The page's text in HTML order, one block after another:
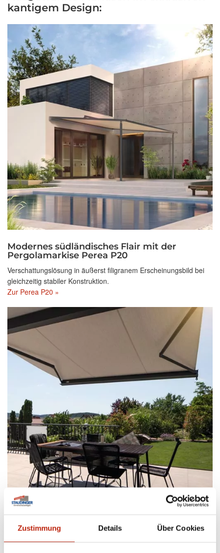
Zustimmung Details Über Cookies
kantigem Design:
Modernes südländisches Flair mit der
Pergolamarkise Perea P20
Verschattungslösung in äußerst filigranem Erscheinungsbild bei
gleichzeitig stabiler Konstruktion.
Zur Perea P20 »
Kubisch moderner Blickfang mit der